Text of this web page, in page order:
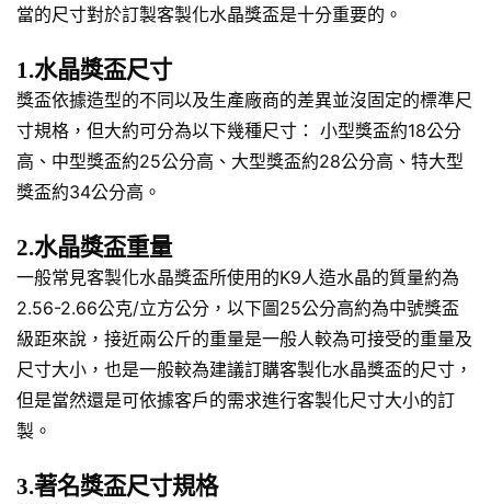
當的尺寸對於訂製客製化水晶獎盃是十分重要的。
1.水晶獎盃尺寸
獎盃依據造型的不同以及生產廠商的差異並沒固定的標準尺
寸規格，但大約可分為以下幾種尺寸： 小型獎盃約18公分
高、中型獎盃約25公分高、大型獎盃約28公分高、特大型
獎盃約34公分高。
2.水晶獎盃重量
一般常見客製化水晶獎盃所使用的K9人造水晶的質量約為
2.56-2.66公克/立方公分，以下圖25公分高約為中號獎盃
級距來說，接近兩公斤的重量是一般人較為可接受的重量及
尺寸大小，也是一般較為建議訂購客製化水晶獎盃的尺寸，
但是當然還是可依據客戶的需求進行客製化尺寸大小的訂
製。
3.著名獎盃尺寸規格